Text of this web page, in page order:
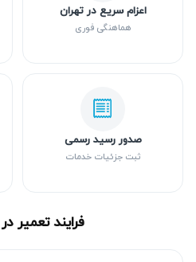
اعزام سریع در تهران
هماهنگی فوری
صدور رسید رسمی
ثبت جزئیات خدمات
فرایند تعمیر